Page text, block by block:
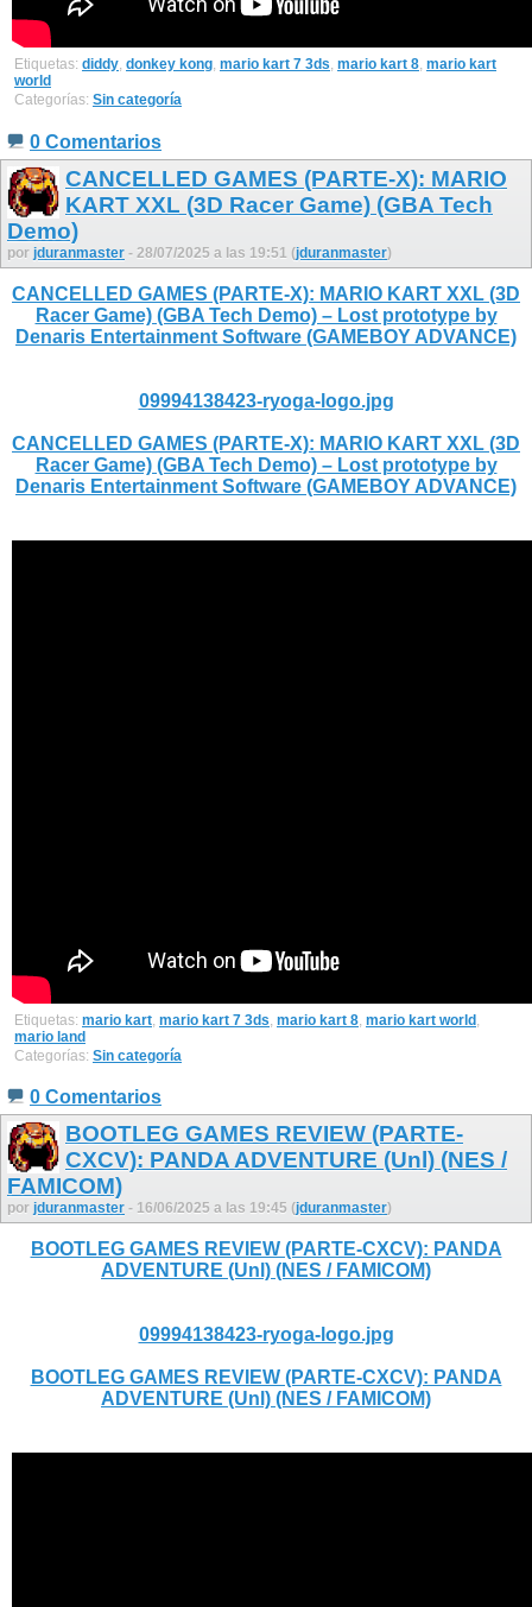
Etiquetas: diddy, donkey kong, mario kart 7 3ds, mario kart 8, mario kart
world
Categorías: Sin categoría
0 Comentarios
CANCELLED GAMES (PARTE-X): MARIO
KART XXL (3D Racer Game) (GBA Tech
Demo)
por jduranmaster - 28/07/2025 a las 19:51 (jduranmaster)
CANCELLED GAMES (PARTE-X): MARIO KART XXL (3D
Racer Game) (GBA Tech Demo) – Lost prototype by
Denaris Entertainment Software (GAMEBOY ADVANCE)
09994138423-ryoga-logo.jpg
CANCELLED GAMES (PARTE-X): MARIO KART XXL (3D
Racer Game) (GBA Tech Demo) – Lost prototype by
Denaris Entertainment Software (GAMEBOY ADVANCE)
Etiquetas: mario kart, mario kart 7 3ds, mario kart 8, mario kart world,
mario land
Categorías: Sin categoría
0 Comentarios
BOOTLEG GAMES REVIEW (PARTE-
CXCV): PANDA ADVENTURE (Unl) (NES /
FAMICOM)
por jduranmaster - 16/06/2025 a las 19:45 (jduranmaster)
BOOTLEG GAMES REVIEW (PARTE-CXCV): PANDA
ADVENTURE (Unl) (NES / FAMICOM)
09994138423-ryoga-logo.jpg
BOOTLEG GAMES REVIEW (PARTE-CXCV): PANDA
ADVENTURE (Unl) (NES / FAMICOM)